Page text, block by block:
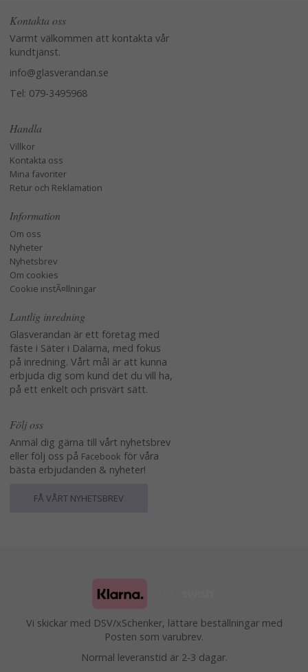
Kontakta oss
Varmt välkommen att kontakta vår
kundtjänst.
info@glasverandan.se
Tel: 079-3495968
Handla
Villkor
Kontakta oss
Mina favoriter
Retur och Reklamation
Information
Om oss
Nyheter
Nyhetsbrev
Om cookies
Cookie instÃ¤llningar
Lantlig inredning
Glasverandan är ett företag med
fäste i Säter i Dalarna, med fokus
på inredning. Vårt mål är att kunna
erbjuda dig som kund det du vill ha,
på ett enkelt och prisvärt sätt.
Följ oss
Anmäl dig gärna till vårt nyhetsbrev
eller följ oss på Facebook för våra
bästa erbjudanden & nyheter!
FÅ VÅRT NYHETSBREV
Vi skickar med DSV/xSchenker, lättare beställningar med
Posten som varubrev.
Normal leveranstid är 2-3 dagar.